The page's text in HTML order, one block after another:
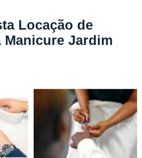
Locação de
Manicure Jardim